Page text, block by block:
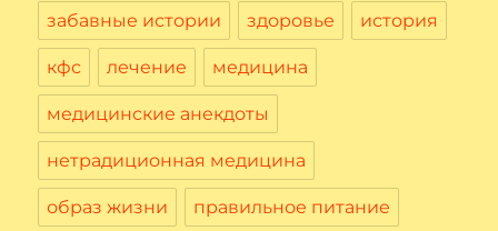
забавные истории здоровье история
кфс лечение медицина
медицинские анекдоты
нетрадиционная медицина
образ жизни правильное питание